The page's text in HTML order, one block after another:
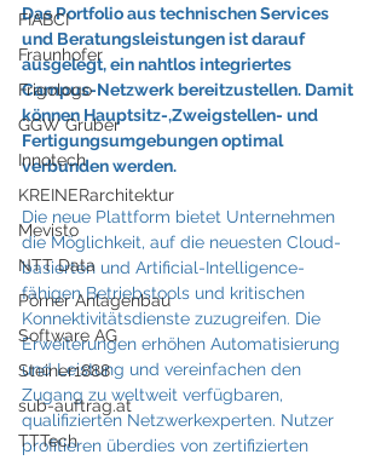
FIABCI
Fraunhofer
Frigologo
GGW Gruber
Innotech
KREINERarchitektur
Mevisto
NTT Data
Pörner Anlagenbau
Software AG
Steiner1888
sub-auftrag.at
TTTech
Das Portfolio aus technischen Services
und Beratungsleistungen ist darauf
ausgelegt, ein nahtlos integriertes
Campus-Netzwerk bereitzustellen. Damit
können Hauptsitz-,Zweigstellen- und
Fertigungsumgebungen optimal
verbunden werden.
Die neue Plattform bietet Unternehmen
die Möglichkeit, auf die neuesten Cloud-
basierten und Artificial-Intelligence-
fähigen Betriebstools und kritischen
Konnektivitätsdienste zuzugreifen. Die
Erweiterungen erhöhen Automatisierung
und Leistung und vereinfachen den
Zugang zu weltweit verfügbaren,
qualifizierten Netzwerkexperten. Nutzer
profitieren überdies von zertifizierten